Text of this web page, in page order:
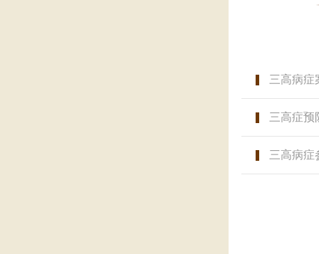
三高病症
三高症预
三高病症